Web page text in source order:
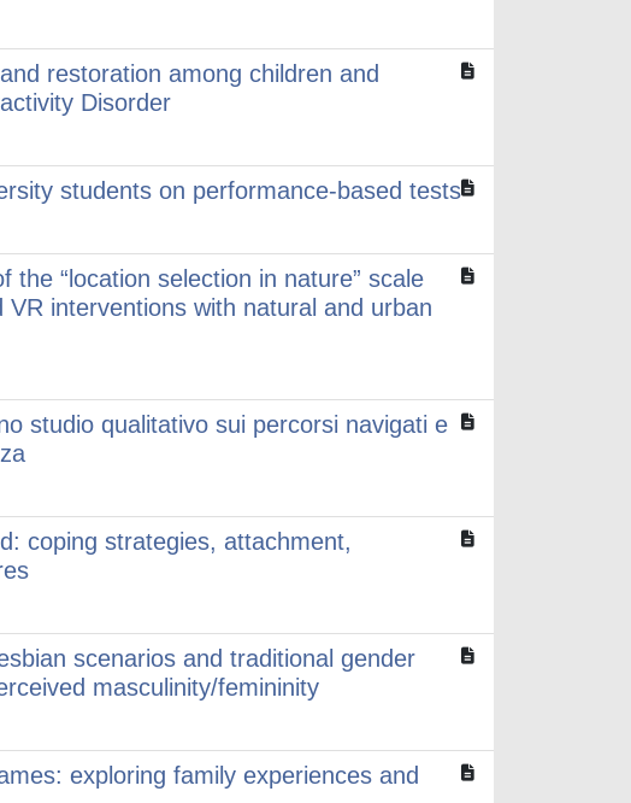
restoration among children and
Disorder
students on performance-based tests
“location selection in nature” scale
interventions with natural and urban
studio qualitativo sui percorsi navigati e
coping strategies, attachment,
scenarios and traditional gender
masculinity/femininity
exploring family experiences and